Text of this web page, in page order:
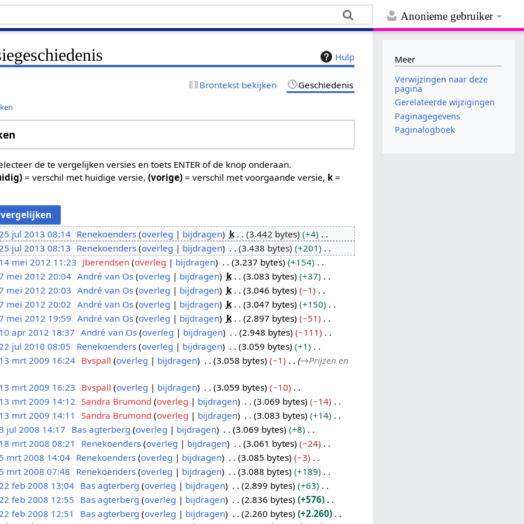
Anonieme gebruiker
Hulp
Brontekst bekijken Geschiedenis
de te vergelijken versies en toets ENTER of de knop onderaan.
= verschil met huidige versie,(vorige) = verschil met voorgaande versie, k =
jul 2013 08:14 Renekoenders overleg bijdragen k 3.442 bytes
+4
jul 2013 08:13 Renekoenders overleg bijdragen 3.438 bytes
+201
14 mei 2012 11:23 Jberendsen overleg bijdragen 3.237 bytes
+154
mei 2012 20:04 André van Os overleg bijdragen k 3.083 bytes
+37
mei 2012 20:03 André van Os overleg bijdragen k 3.046 bytes
−1
mei 2012 20:02 André van Os overleg bijdragen k 3.047 bytes
+150
mei 2012 19:59 André van Os overleg bijdragen k 2.897 bytes
−51
10 apr 2012 18:37 André van Os overleg bijdragen 2.948 bytes
−111
jul 2010 08:05 Renekoenders overleg bijdragen 3.059 bytes
+1
13 mrt 2009 16:24 Bvspall overleg bijdragen 3.058 bytes −1 →Prijzen en
13 mrt 2009 16:23 Bvspall overleg bijdragen 3.059 bytes
−10
13 mrt 2009 14:12 Sandra Brumond overleg bijdragen 3.069 bytes
−14
13 mrt 2009 14:11 Sandra Brumond overleg bijdragen 3.083 bytes
+14
jul 2008 14:17 Bas agterberg overleg bijdragen 3.069 bytes
+8
18 mrt 2008 08:21 Renekoenders overleg bijdragen 3.061 bytes
−24
5 mrt 2008 14:04 Renekoenders overleg bijdragen 3.085 bytes
−3
5 mrt 2008 07:48 Renekoenders overleg bijdragen 3.088 bytes
+189
feb 2008 13:04 Bas agterberg overleg bijdragen 2.899 bytes
+63
feb 2008 12:55 Bas agterberg overleg bijdragen 2.836 bytes
+576
feb 2008 12:51 Bas agterberg overleg bijdragen 2.260 bytes
+2.260
Meer
Verwijzingen naar deze
pagina
Gerelateerde wijzigingen
Paginagegevens
Paginalogboek